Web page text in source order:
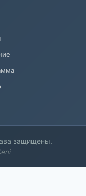
защищены.